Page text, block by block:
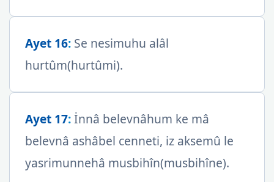
Ayet 16: Se nesimuhu alâl
hurtûm(hurtûmi).
Ayet 17:İnnâ belevnâhum ke mâ
belevnâ ashâbel cenneti, iz aksemû le
yasrimunnehâ musbihîn(musbihîne).